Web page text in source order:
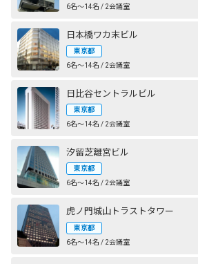
6名〜14名 / 2会議室
日本橋ワカ末ビル
東京都
6名〜14名 / 2会議室
日比谷セントラルビル
東京都
6名〜14名 / 2会議室
汐留芝離宮ビル
東京都
6名〜14名 / 2会議室
虎ノ門城山トラストタワー
東京都
6名〜14名 / 2会議室